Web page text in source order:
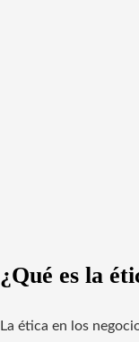
¿Qué es la
La ética en los